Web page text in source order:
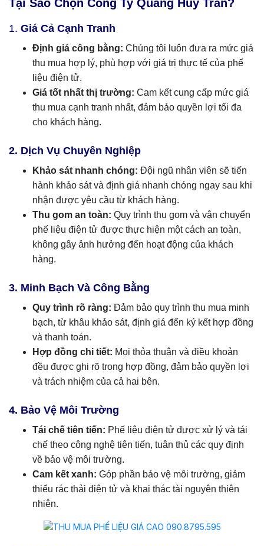
Tại Sao Chọn Công Ty Quang Huy Trần?
1. Giá Cả Cạnh Tranh
Định giá công bằng: Chúng tôi luôn đưa ra mức giá
thu mua hợp lý, phù hợp với giá trị thực tế của phế
liệu điện tử.
Giá tốt nhất thị trường: Cam kết cung cấp mức giá
thu mua cạnh tranh nhất, đảm bảo quyền lợi tối đa
cho khách hàng.
2. Dịch Vụ Chuyên Nghiệp
Khảo sát nhanh chóng: Đội ngũ nhân viên sẽ tiến
hành khảo sát và định giá nhanh chóng ngay sau khi
nhận được yêu cầu từ khách hàng.
Thu gom an toàn: Quy trình thu gom và vận chuyển
phế liệu điện tử được thực hiện một cách an toàn,
không gây ảnh hưởng đến hoạt động của khách
hàng.
3. Minh Bạch Và Công Bằng
Quy trình rõ ràng: Đảm bảo quy trình thu mua minh
bạch, từ khâu khảo sát, định giá đến ký kết hợp đồng
và thanh toán.
Hợp đồng chi tiết: Mọi thỏa thuận và điều khoản
đều được ghi rõ trong hợp đồng, đảm bảo quyền lợi
và trách nhiệm của cả hai bên.
4. Bảo Vệ Môi Trường
Tái chế tiên tiến: Phế liệu điện tử được xử lý và tái
chế theo công nghệ tiên tiến, tuân thủ các quy định
về bảo vệ môi trường.
Cam kết xanh: Góp phần bảo vệ môi trường, giảm
thiểu rác thải điện tử và khai thác tài nguyên thiên
nhiên.